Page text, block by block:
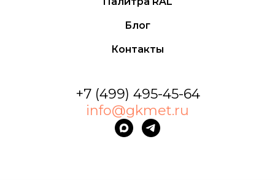
Блог
Контакты
+7 (499) 495-45-64
info@gkmet.ru